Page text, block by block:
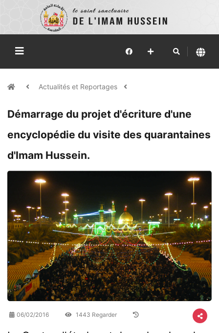
Actualités et Reportages
Démarrage du projet d'écriture d'une
encyclopédie du visite des quarantaines
d'Imam Hussein.
06/02/2016 1443 Regarder